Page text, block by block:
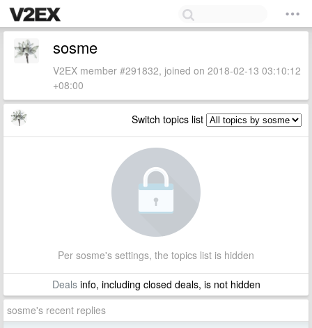
sosme
V2EX member #291832, joined on 2018-02-13 03:10:12
+08:00
Switch topics list
Per sosme's settings, the topics list is hidden
Dealsinfo, including closed deals, is not hidden
sosme's recent replies